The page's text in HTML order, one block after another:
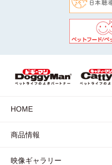
HOME
商品情報
映像ギャラリー